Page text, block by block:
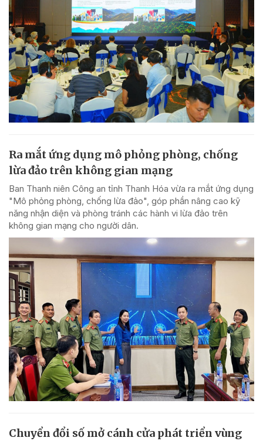
Ra mắt ứng dụng mô phỏng phòng, chống
lừa đảo trên không gian mạng
Ban Thanh niên Công an tỉnh Thanh Hóa vừa ra mắt ứng dụng
"Mô phỏng phòng, chống lừa đảo", góp phần nâng cao kỹ
năng nhận diện và phòng tránh các hành vi lừa đảo trên
không gian mạng cho người dân.
Chuyển đổi số mở cánh cửa phát triển vùng